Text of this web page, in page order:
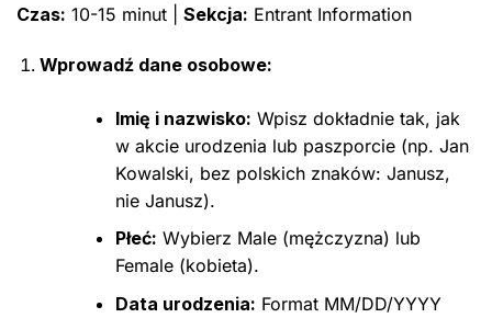
Czas: 10-15 minut | Sekcja: Entrant Information
Wprowadź dane osobowe:
Imię i nazwisko: Wpisz dokładnie tak, jak
w akcie urodzenia lub paszporcie (np. Jan
Kowalski, bez polskich znaków: Janusz,
nie Janusz).
Płeć: Wybierz Male (mężczyzna) lub
Female (kobieta).
Data urodzenia: Format MM/DD/YYYY